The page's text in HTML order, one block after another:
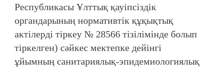
Республикасы Ұлттық қауіпсіздік
органдарының нормативтік құқықтық
актілерді тіркеу № 28566 тізілімінде болып
тіркелген) сәйкес мектепке дейінгі
ұйымның санитариялық-эпидемиологиялық